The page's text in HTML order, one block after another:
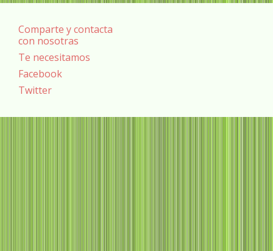
Comparte y contacta
con nosotras
Te necesitamos
Facebook
Twitter